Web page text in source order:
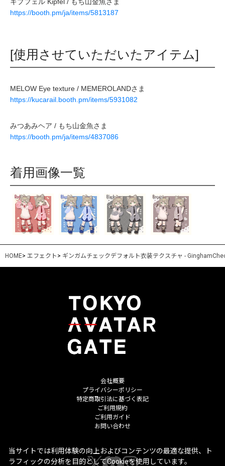
https://booth.pm/ja/items/5813187
[使用させていただいたアイテム]
MELOW Eye texture / MEMEROLANDさま
https://kucarail.booth.pm/items/5931082
みつあみヘア / もち山金魚さま
https://booth.pm/ja/items/4837086
着用画像一覧
HOME> エフェクト > ギンガムチェックデフォルト衣装テクスチャ -
会社概要
プライバシーポリシー
特定商取引法に基づく表記
ご利用規約
ご利用ガイド
お問い合わせ
当サイトでは利用体験の向上およびコンテンツの最適な提供、ト
ラフィックの分析を目的としてCookieを使用しています。